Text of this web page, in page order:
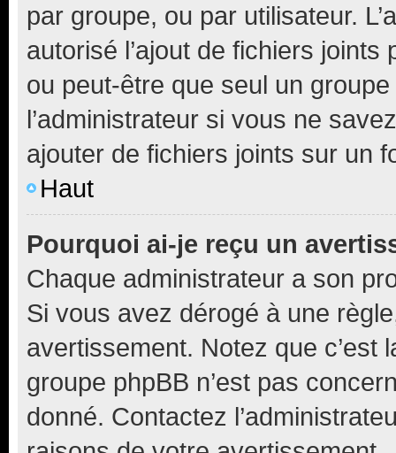
par groupe, ou par utilisateur.
autorisé l’ajout de fichiers
ou peut-être que seul un
l’administrateur si vous ne
ajouter de fichiers joints sur un
Haut
Pourquoi ai-je reçu un
Chaque administrateur a son
Si vous avez dérogé à une
avertissement. Notez que c’est
groupe phpBB n’est pas
donné. Contactez